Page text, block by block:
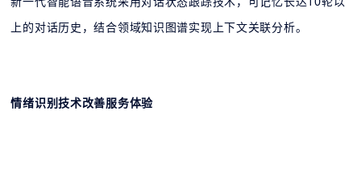
上的对话历史，结合领域知识图谱实现上下文关联分析。
情绪识别技术改善服务体验